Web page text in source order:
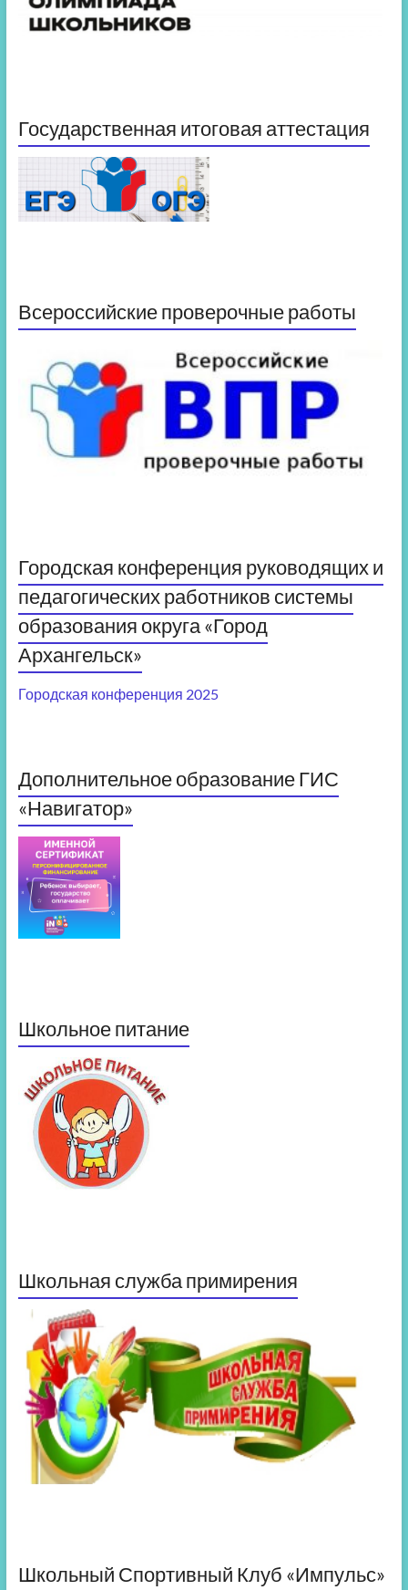
Государственная итоговая аттестация
Всероссийские проверочные работы
Городская конференция руководящих и
педагогических работников системы
образования округа «Город
Архангельск»
Городская конференция 2025
Дополнительное образование ГИС
«Навигатор»
Школьное питание
Школьная служба примирения
Школьный Спортивный Клуб «Импульс»